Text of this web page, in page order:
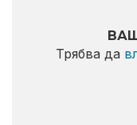
Трябва да